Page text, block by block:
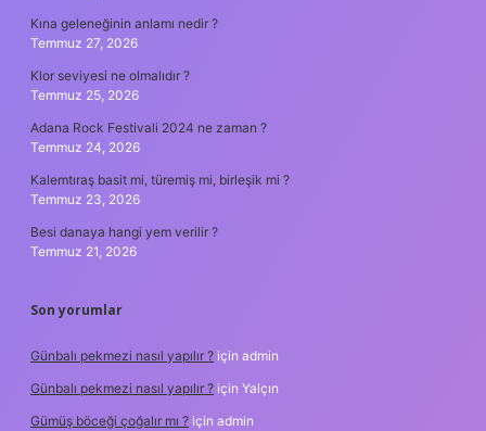
Kına geleneğinin anlamı nedir ?
Temmuz 27, 2026
Klor seviyesi ne olmalıdır ?
Temmuz 25, 2026
Adana Rock Festivali 2024 ne zaman ?
Temmuz 24, 2026
Kalemtıraş basit mi, türemiş mi, birleşik mi ?
Temmuz 23, 2026
Besi danaya hangi yem verilir ?
Temmuz 21, 2026
Son yorumlar
Günbalı pekmezi nasıl yapılır ? için admin
Günbalı pekmezi nasıl yapılır ? için Yalçın
Gümüş böceği çoğalır mı ? için admin